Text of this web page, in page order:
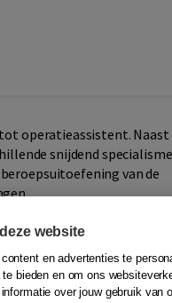
operatieassistent.
snijdend
van de
disciplines binnen het
maken en
dat de
website
en advertenties te
bieden en om ons
over jouw gebruik van